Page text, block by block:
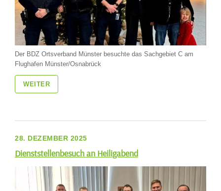
Der BDZ Ortsverband Münster besuchte das Sachgebiet C am
Flughafen Münster/Osnabrück
WEITER
28. DEZEMBER 2025
Dienststellenbesuch an Heiligabend